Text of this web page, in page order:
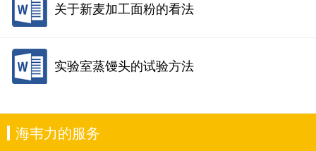
关于新麦加工面粉的看法
实验室蒸馒头的试验方法
海韦力的服务